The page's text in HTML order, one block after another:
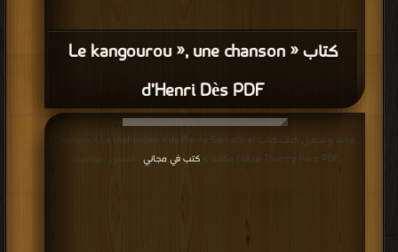
كتاب « Le kangourou », une chanson
d’Henri Dès PDF
قراءة و تحميل كتاب كتاب Chanson « Le chef indien » de Pierre Sarrailh et
Thierry Pero PDF مجانا | مكتبة >
كتب في مجاني | التحميل : مرة/مرات